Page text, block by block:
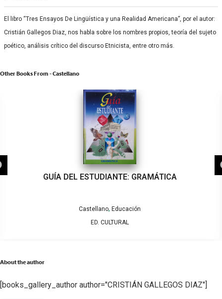
El libro “Tres Ensayos De Lingüística y una Realidad Americana”, por el autor:
Cristián Gallegos Diaz, nos habla sobre los nombres propios, teoría del sujeto
poético, análisis crítico del discurso Etnicista, entre otro más.
Other Books From - Castellano
GUÍA DEL ESTUDIANTE: GRAMÁTICA
Castellano,Educación
ED. CULTURAL
About the author
[books_gallery_author author="CRISTIÁN GALLEGOS DIAZ"]